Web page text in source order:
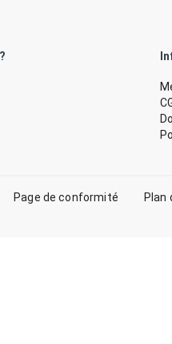
Page de conformité Plan